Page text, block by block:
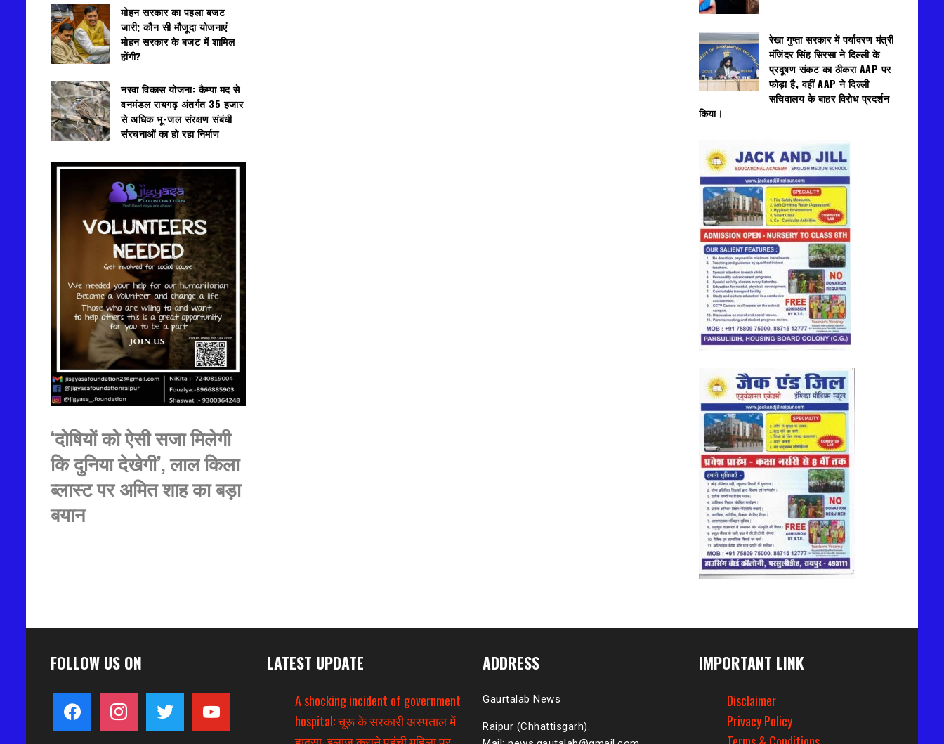
मोहन सरकार का पहला बजट
जारी; कौन सी मौजूदा योजनाएं
मोहन सरकार के बजट में शामिल
होंगी?
नरवा विकास योजना: कैम्पा मद से
वनमंडल रायगढ़ अंतर्गत 35 हजार
से अधिक भू-जल संरक्षण संबंधी
संरचनाओं का हो रहा निर्माण
‘दोषियों को ऐसी सजा मिलेगी
कि दुनिया देखेगी’, लाल किला
ब्लास्ट पर अमित शाह का बड़ा
बयान
रेखा गुप्ता सरकार में पर्यावरण मंत्री
मंजिंदर सिंह सिरसा ने दिल्ली के
प्रदूषण संकट का ठीकरा AAP पर
फोड़ा है, वहीं AAP ने दिल्ली
सचिवालय के बाहर विरोध प्रदर्शन
किया।
FOLLOW US ON
facebook instagram twitter youtube
LATEST UPDATE
A shocking incident of government
hospital: चूरू के सरकारी अस्पताल में
ADDRESS
Gaurtalab News
Raipur (Chhattisgarh).
IMPORTANT LINK
Disclaimer
Privacy Policy